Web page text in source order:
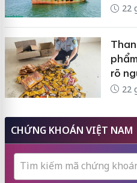
22
rõ
22
CHỨNG KHOÁN VIỆT NAM
Tìm kiếm mã chứng